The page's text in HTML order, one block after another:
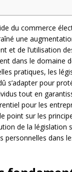
du commerce
une
et de l’utilisation
dans le domaine
pratiques, les
s’adapter pour
tout en
pour les
point sur les
de la législation
personnelles dans